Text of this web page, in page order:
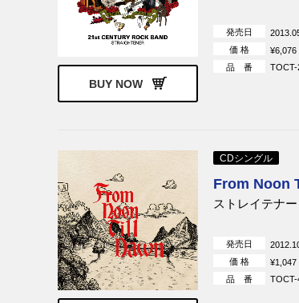
BUY NOW
発売日
価 格
¥6,076
品 番
TOCT-
CDシングル
From Noon
ストレイテナー
発売日
価 格
¥1,047
品 番
TOCT-